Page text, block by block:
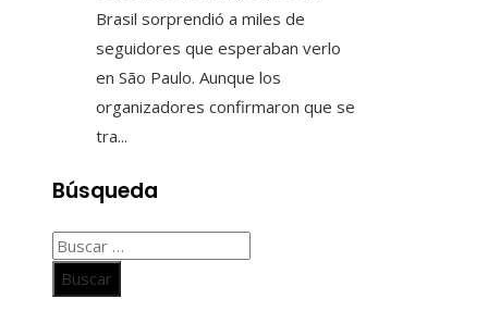
Brasil sorprendió a miles de
seguidores que esperaban verlo
en São Paulo. Aunque los
organizadores confirmaron que se
tra...
Búsqueda
Buscar: